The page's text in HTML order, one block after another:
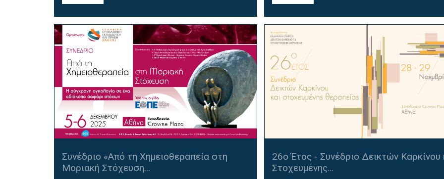
Συνέδριο «Από τη Χημειοθεραπεία στη
Μοριακή Στόχευση...
26ο Έτος - Συνέδριο Δεικτών Καρκίνου
Στοχευμένης...